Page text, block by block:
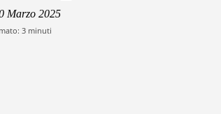
Marzo 2025
3 minuti